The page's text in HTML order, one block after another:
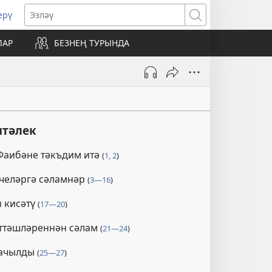
Эзләү
БЕЗНЕҢ ТУРЫНДА
тәкъдим итә (1, 2)
сәламнәр (3—16)
(17—20)
сәлам (21—24)
(25—27)